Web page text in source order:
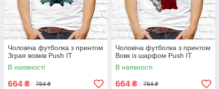
Чоловіча футболка з принтом
Зграя вовків Push IT
В наявності
664 ₴ 764 ₴
Чоловіча футболка з принтом
Вовк із шарфом Push IT
В наявності
664 ₴ 764 ₴